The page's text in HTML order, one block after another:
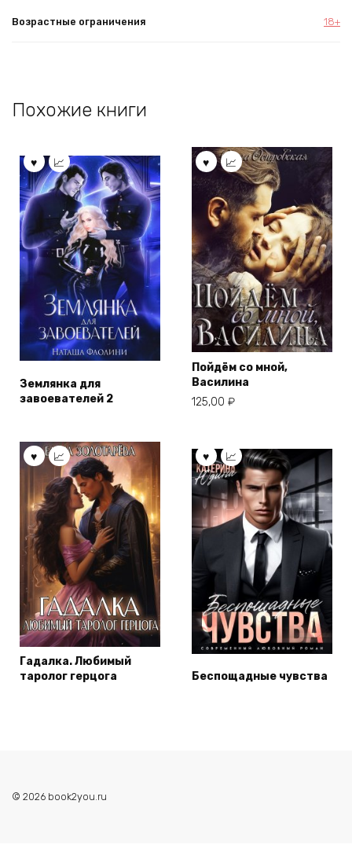
Возрастные ограничения 18+
Похожие книги
Землянка для
завоевателей 2
Пойдём со мной,
Василина
125,00 ₽
Гадалка. Любимый
таролог герцога
Беспощадные чувства
© 2026 book2you.ru